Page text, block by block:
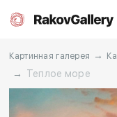
Екатеринбург
Картинная галерея →
→ Теплое море